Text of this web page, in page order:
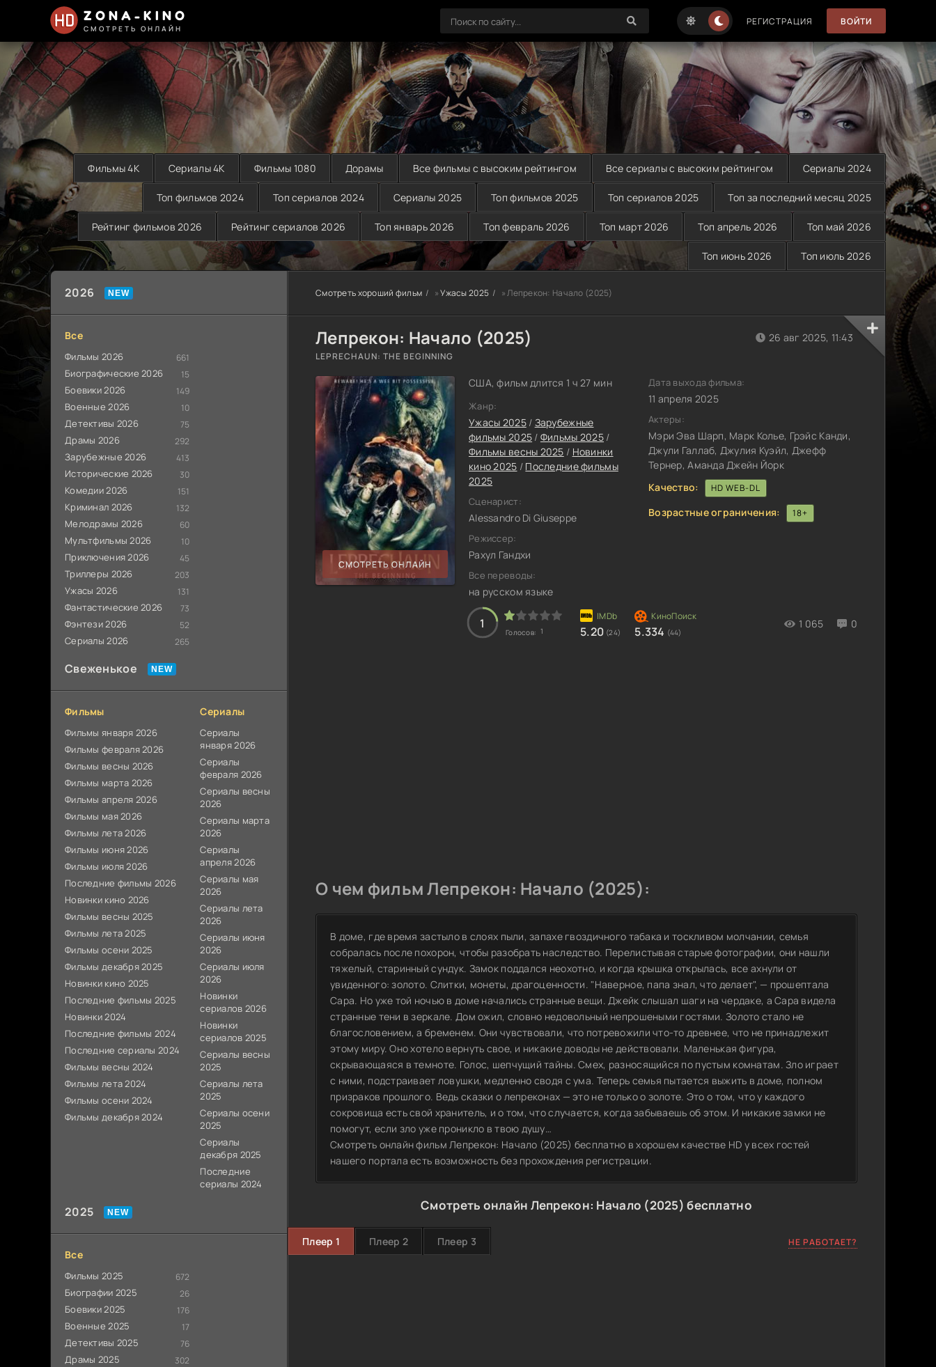
ZONA-KINO
СМОТРЕТЬ ОНЛАЙН
РЕГИСТРАЦИЯ ВОЙТИ
Фильмы 4K Сериалы 4K Фильмы 1080 Дорамы Все фильмы с высоким рейтингом Все сериалы с высоким рейтингом Сериалы 2024
Топ фильмов 2024 Топ сериалов 2024 Сериалы 2025 Топ фильмов 2025 Топ сериалов 2025 Топ за последний месяц 2025
Рейтинг фильмов 2026 Рейтинг сериалов 2026 Топ январь 2026 Топ февраль 2026 Топ март 2026 Топ апрель 2026 Топ май 2026
Топ июнь 2026 Топ июль 2026
2026
Все
Фильмы 2026 661
Биографические 2026 15
Боевики 2026 149
Военные 2026 10
Детективы 2026 75
Драмы 2026 292
Зарубежные 2026 413
Исторические 2026 30
Комедии 2026 151
Криминал 2026 132
Мелодрамы 2026 60
Мультфильмы 2026 10
Приключения 2026 45
Триллеры 2026 203
Ужасы 2026 131
Фантастические 2026 73
Фэнтези 2026 52
Сериалы 2026 265
Свеженькое
Фильмы
Фильмы января 2026
Фильмы февраля 2026
Фильмы весны 2026
Фильмы марта 2026
Фильмы апреля 2026
Фильмы мая 2026
Фильмы лета 2026
Фильмы июня 2026
Фильмы июля 2026
Последние фильмы 2026
Новинки кино 2026
Фильмы весны 2025
Фильмы лета 2025
Фильмы осени 2025
Фильмы декабря 2025
Новинки кино 2025
Последние фильмы 2025
Новинки 2024
Последние фильмы 2024
Последние сериалы 2024
Фильмы весны 2024
Фильмы лета 2024
Фильмы осени 2024
Фильмы декабря 2024
Сериалы
Сериалы
января 2026
Сериалы
февраля 2026
Сериалы весны
2026
Сериалы марта
2026
Сериалы
апреля 2026
Сериалы мая
2026
Сериалы лета
2026
Сериалы июня
2026
Сериалы июля
2026
Новинки
сериалов 2026
Новинки
сериалов 2025
Сериалы весны
2025
Сериалы лета
2025
Сериалы осени
2025
Сериалы
декабря 2025
Последние
сериалы 2024
2025
Все
Фильмы 2025 672
Биографии 2025 26
Боевики 2025 176
Военные 2025 17
Детективы 2025 76
Драмы 2025 302
Смотреть хороший фильм »Ужасы 2025 » Лепрекон: Начало (2025)
Лепрекон: Начало (2025)
LEPRECHAUN: THE BEGINNING
СМОТРЕТЬ ОНЛАЙН
США, фильм длится 1 ч 27 мин
Жанр:
Ужасы 2025/ Зарубежные
фильмы 2025 / Фильмы 2025 /
Фильмы весны 2025 / Новинки
кино 2025 / Последние фильмы
2025
Сценарист:
Alessandro Di Giuseppe
Режиссер:
Рахул Гандхи
Все переводы:
на русском языке
1
Голосов: 1 5.20 (24) 5.334 (44)
1 065 0
26 авг 2025, 11:43
Дата выхода фильма:
11 апреля 2025
Актеры:
Мэри Эва Шарп, Марк Колье, Грэйс Канди,
Джули Галлаб, Джулия Куэйл, Джефф
Тернер, Аманда Джейн Йорк
Качество:
HD WEB-DL
Возрастные ограничения: 18+
О чем фильм Лепрекон: Начало (2025):
В доме, где время застыло в слоях пыли, запахе гвоздичного табака и тоскливом молчании, семья
собралась после похорон, чтобы разобрать наследство. Перелистывая старые фотографии, они нашли
тяжелый, старинный сундук. Замок поддался неохотно, и когда крышка открылась, все ахнули от
увиденного: золото. Слитки, монеты, драгоценности. "Наверное, папа знал, что делает", — прошептала
Сара. Но уже той ночью в доме начались странные вещи. Джейк слышал шаги на чердаке, а Сара видела
странные тени в зеркале. Дом ожил, словно недовольный непрошеными гостями. Золото стало не
благословением, а бременем. Они чувствовали, что потревожили что-то древнее, что не принадлежит
этому миру. Оно хотело вернуть свое, и никакие доводы не действовали. Маленькая фигура,
скрывающаяся в темноте. Голос, шепчущий тайны. Смех, разносящийся по пустым комнатам. Зло играет
с ними, подстраивает ловушки, медленно сводя с ума. Теперь семья пытается выжить в доме, полном
призраков прошлого. Ведь сказки о лепреконах — это не только о золоте. Это о том, что у каждого
сокровища есть свой хранитель, и о том, что случается, когда забываешь об этом. И никакие замки не
помогут, если зло уже проникло в твою душу…
Смотреть онлайн фильм Лепрекон: Начало (2025) бесплатно в хорошем качестве HD у всех гостей
нашего портала есть возможность без прохождения регистрации.
Смотреть онлайн Лепрекон: Начало (2025) бесплатно
Плеер 1 Плеер 2 Плеер 3 НЕ РАБОТАЕТ?